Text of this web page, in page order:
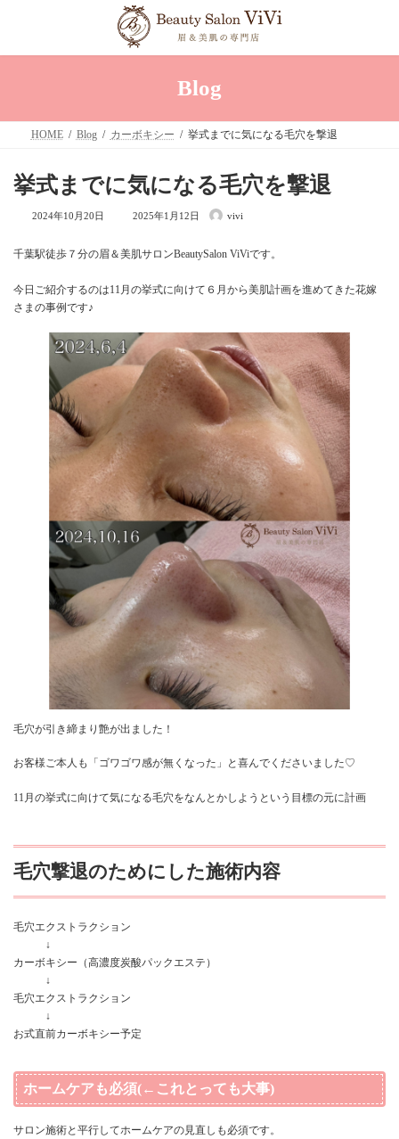
Blog
HOME Blog カーボキシー 挙式までに気になる毛穴を撃退
挙式までに気になる毛穴を撃退
2024年10月20日
最
新
日
:
2025年1月12日 vivi
千葉駅徒歩７分の眉＆美肌サロンBeautySalon ViViです。
今日ご紹介するのは11月の挙式に向けて６月から美肌計画を進めてきた花嫁
さまの事例です♪
毛穴が引き締まり艶が出ました！
お客様ご本人も「ゴワゴワ感が無くなった」と喜んでくださいました♡
11月の挙式に向けて気になる毛穴をなんとかしようという目標の元に計画
毛穴撃退のためにした施術内容
毛穴エクストラクション
↓
カーボキシー（高濃度炭酸パックエステ）
↓
毛穴エクストラクション
↓
お式直前カーボキシー予定
ホームケアも必須(←これとっても大事)
サロン施術と平行してホームケアの見直しも必須です。